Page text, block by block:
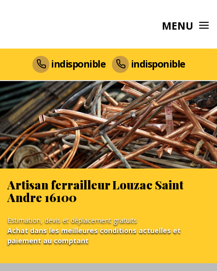
MENU
indisponible indisponible
Artisan ferrailleur Louzac Saint
Andre 16100
Estimation, devis et déplacement gratuits
Achat dans les meilleures conditions actuelles et
paiement au comptant